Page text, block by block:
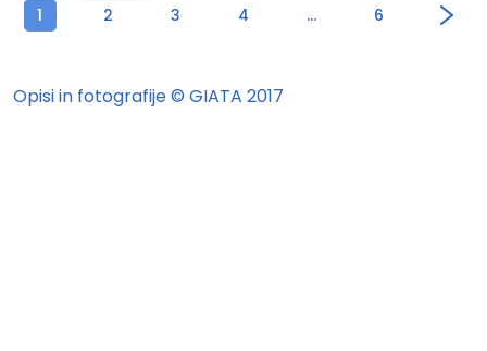
1 2 3 4 ... 6
Opisi in fotografije © GIATA 2017